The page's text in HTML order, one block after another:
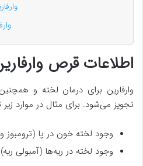
اطلاعات قرص
وارفارین برای درمان لخته و
تجویز می‌شود. برای مثال در موارد
وجود لخته خون در پا (ترومبوز
وجود لخته در ریه‌ها (آمبولی ریه)